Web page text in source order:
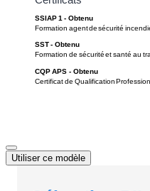
Utiliser ce modèle